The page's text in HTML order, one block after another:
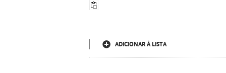
ADICIONAR À LISTA